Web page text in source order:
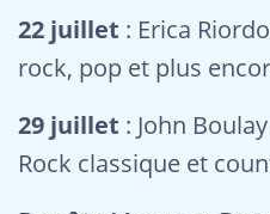
22 juillet : Erica
rock, pop et plus
29 juillet : John
Rock classique et